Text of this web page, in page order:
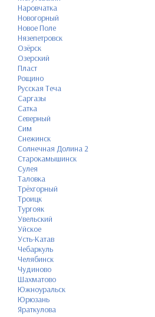
Наровчатка
Новогорный
Новое Поле
Нязепетровск
Озёрск
Озерский
Пласт
Рощино
Русская Теча
Саргазы
Сатка
Северный
Сим
Снежинск
Солнечная Долина 2
Старокамышинск
Сулея
Таловка
Трёхгорный
Троицк
Тургояк
Увельский
Уйское
Усть-Катав
Чебаркуль
Челябинск
Чудиново
Шахматово
Южноуральск
Юрюзань
Яраткулова